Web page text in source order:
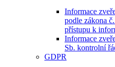
Informace
podle zákona
přístupu k
Informace
Sb. kontrolní
GDPR